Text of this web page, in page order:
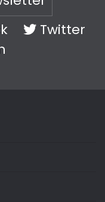
Twitter